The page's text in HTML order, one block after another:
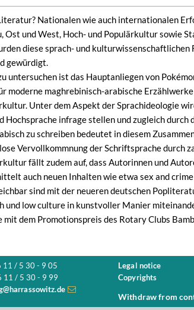
Nationalen wie auch internationalen
Ost und West, Hoch- und Populärkultur sowie
diese sprach- und
gewürdigt.
untersuchen ist das Hauptanliegen von
moderne maghrebinisch-arabische
Unter dem Aspekt der Sprachideologie
Hochsprache infrage stellen und zugleich
zu schreiben bedeutet in diesem
Vervollkommnung der Schriftsprache durch
fällt zudem auf, dass Autorinnen und
auch neuen Inhalten wie etwa sex and
sind mit der neueren deutschen
und low culture in kunstvoller Manier
mit dem Promotionspreis des Rotary Clubs
11 / 5 30 - 9 05
11 / 5 30 - 9 99
Legal notice
Copyrights
Withdraw from